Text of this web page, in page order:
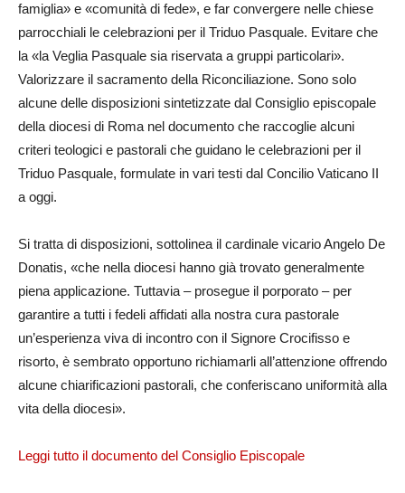
famiglia» e «comunità di fede», e far convergere nelle chiese
parrocchiali le celebrazioni per il Triduo Pasquale. Evitare che
la «la Veglia Pasquale sia riservata a gruppi particolari».
Valorizzare il sacramento della Riconciliazione. Sono solo
alcune delle disposizioni sintetizzate dal Consiglio episcopale
della diocesi di Roma nel documento che raccoglie alcuni
criteri teologici e pastorali che guidano le celebrazioni per il
Triduo Pasquale, formulate in vari testi dal Concilio Vaticano II
a oggi.
Si tratta di disposizioni, sottolinea il cardinale vicario Angelo De
Donatis, «che nella diocesi hanno già trovato generalmente
piena applicazione. Tuttavia – prosegue il porporato – per
garantire a tutti i fedeli affidati alla nostra cura pastorale
un’esperienza viva di incontro con il Signore Crocifisso e
risorto, è sembrato opportuno richiamarli all’attenzione offrendo
alcune chiarificazioni pastorali, che conferiscano uniformità alla
vita della diocesi».
Leggi tutto il documento del Consiglio Episcopale